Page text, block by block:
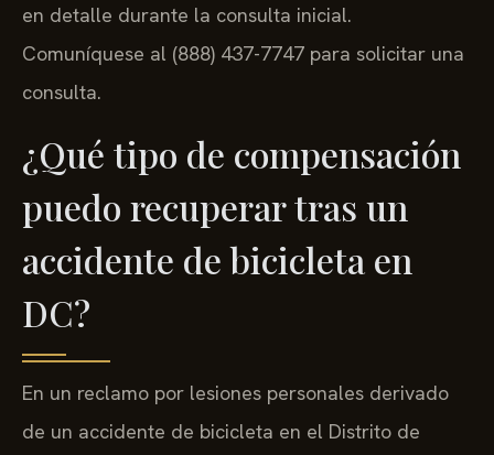
en detalle durante la consulta inicial.
Comuníquese al (888) 437-7747 para solicitar una
consulta.
¿Qué tipo de compensación
puedo recuperar tras un
accidente de bicicleta en
DC?
En un reclamo por lesiones personales derivado
de un accidente de bicicleta en el Distrito de